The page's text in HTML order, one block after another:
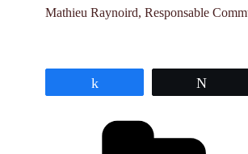
Mathieu Raynoird, Responsable